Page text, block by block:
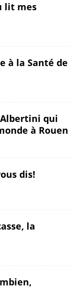
lit mes
à la Santé de
qui
à Rouen
dis!
la